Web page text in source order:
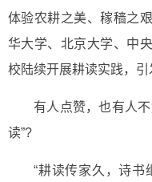
体验农耕之美、稼穑之
华大学、北京大学、中
校陆续开展耕读实践，引
有人点赞，也有人
读”?
“耕读传家久，诗书